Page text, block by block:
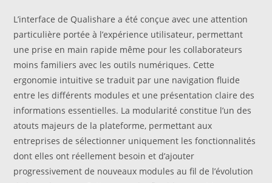
L’interface de Qualishare a été conçue avec une attention
particulière portée à l’expérience utilisateur, permettant
une prise en main rapide même pour les collaborateurs
moins familiers avec les outils numériques. Cette
ergonomie intuitive se traduit par une navigation fluide
entre les différents modules et une présentation claire des
informations essentielles. La modularité constitue l’un des
atouts majeurs de la plateforme, permettant aux
entreprises de sélectionner uniquement les fonctionnalités
dont elles ont réellement besoin et d’ajouter
progressivement de nouveaux modules au fil de l’évolution